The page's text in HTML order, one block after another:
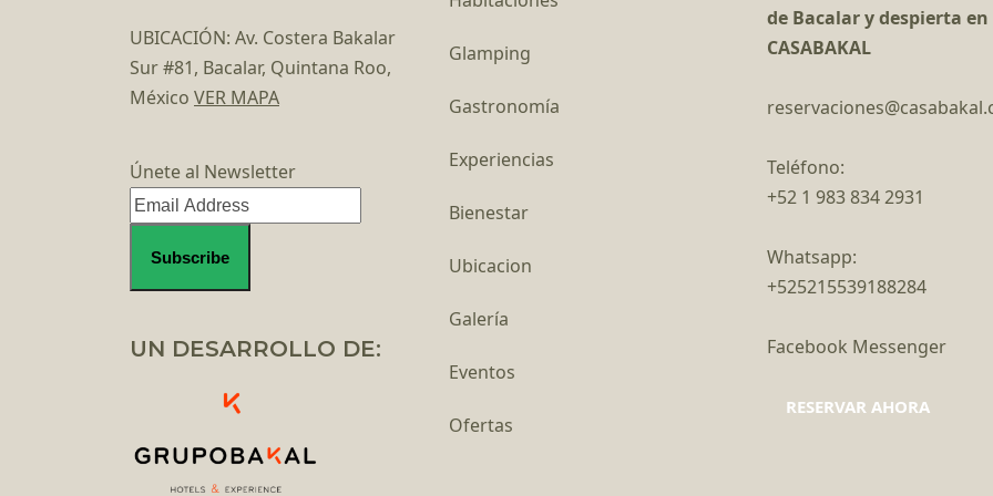
UBICACIÓN: Av. Costera Bakalar
Sur #81, Bacalar, Quintana Roo,
México VER MAPA
Únete al Newsletter
UN DESARROLLO DE:
Glamping
Gastronomía
Experiencias
Bienestar
Ubicacion
Galería
Eventos
Ofertas
de Bacalar y despierta en
CASABAKAL
Teléfono:
+52 1 983 834 2931
Whatsapp:
+525215539188284
Facebook Messenger
RESERVAR AHORA